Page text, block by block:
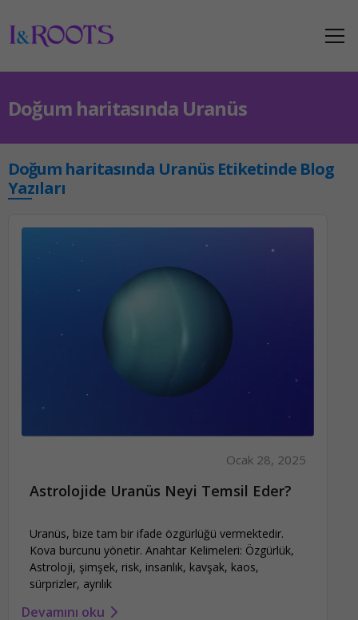
Doğum haritasında Uranüs
Doğum haritasında Uranüs Etiketinde Blog
Yazıları
Ocak 28, 2025
Astrolojide Uranüs Neyi Temsil Eder?
Uranüs, bize tam bir ifade özgürlüğü vermektedir.
Kova burcunu yönetir. Anahtar Kelimeleri: Özgürlük,
Astroloji, şimşek, risk, insanlık, kavşak, kaos,
sürprizler, ayrılık
Devamını oku